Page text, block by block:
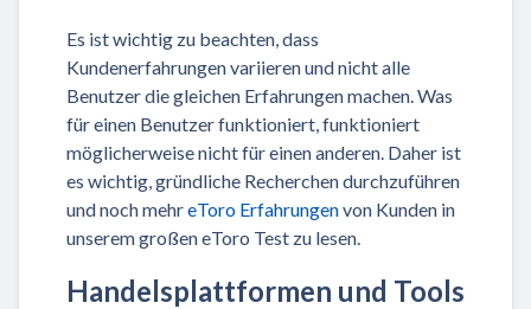
Es ist wichtig zu beachten, dass
Kundenerfahrungen variieren und nicht alle
Benutzer die gleichen Erfahrungen machen. Was
für einen Benutzer funktioniert, funktioniert
möglicherweise nicht für einen anderen. Daher ist
es wichtig, gründliche Recherchen durchzuführen
und noch mehreToro Erfahrungenvon Kunden in
unserem großen eToro Test zu lesen.
Handelsplattformen und Tools